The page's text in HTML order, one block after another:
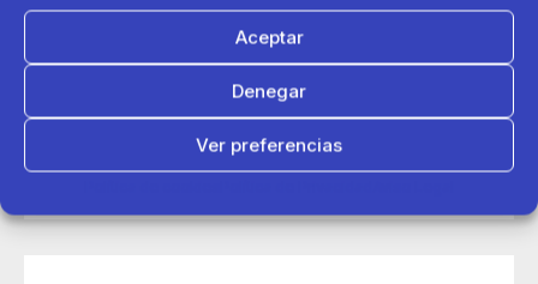
Aceptar
Denegar
Ver preferencias
Decathlon conecta con más de 200 deportistas en sus